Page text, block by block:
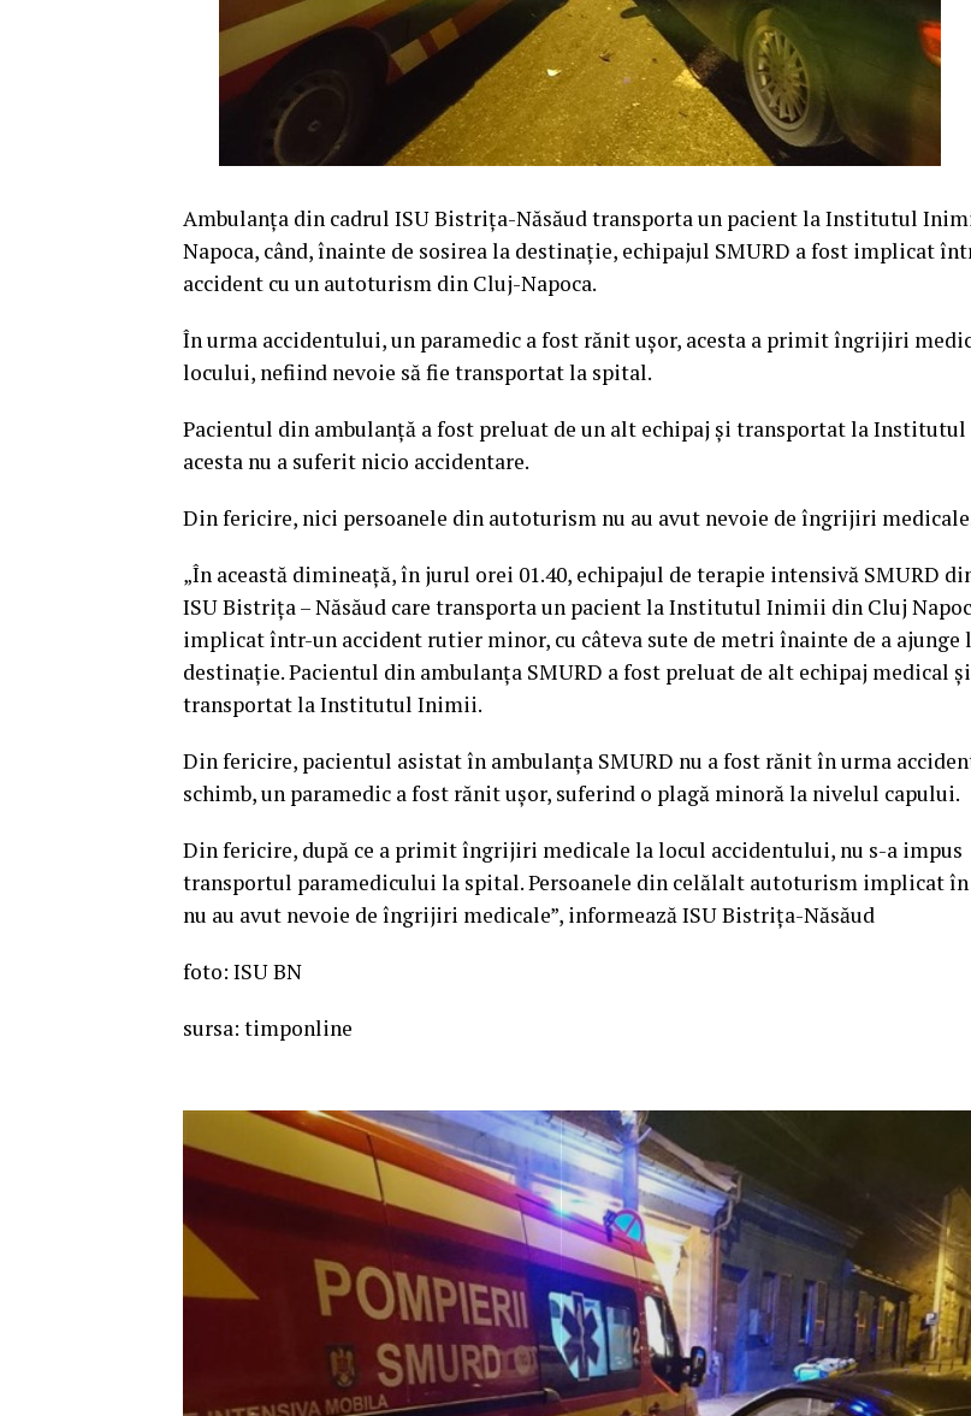
Ambulanța din cadrul ISU Bistrița-Năsăud transporta un pacient la Institutul
Napoca, când, înainte de sosirea la destinație, echipajul SMURD a fost implicat
accident cu un autoturism din Cluj-Napoca.
În urma accidentului, un paramedic a fost rănit ușor, acesta a primit îngrijiri
locului, nefiind nevoie să fie transportat la spital.
Pacientul din ambulanță a fost preluat de un alt echipaj și transportat la
acesta nu a suferit nicio accidentare.
Din fericire, nici persoanele din autoturism nu au avut nevoie de îngrijiri
„În această dimineață, în jurul orei 01.40, echipajul de terapie intensivă SMURD
ISU Bistrița – Năsăud care transporta un pacient la Institutul Inimii din Cluj
implicat într-un accident rutier minor, cu câteva sute de metri înainte de a ajunge
destinație. Pacientul din ambulanța SMURD a fost preluat de alt echipaj medical și
transportat la Institutul Inimii.
Din fericire, pacientul asistat în ambulanța SMURD nu a fost rănit în urma
schimb, un paramedic a fost rănit ușor, suferind o plagă minoră la nivelul capului.
Din fericire, după ce a primit îngrijiri medicale la locul accidentului, nu s-a impus
transportul paramedicului la spital. Persoanele din celălalt autoturism implicat
nu au avut nevoie de îngrijiri medicale”, informează ISU Bistrița-Năsăud
foto: ISU BN
sursa: timponline